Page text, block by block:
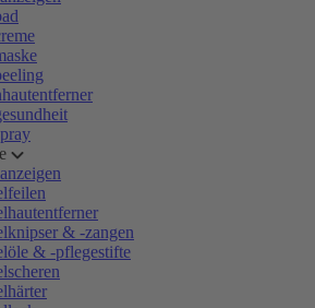
& -zangen
& -pflegestifte